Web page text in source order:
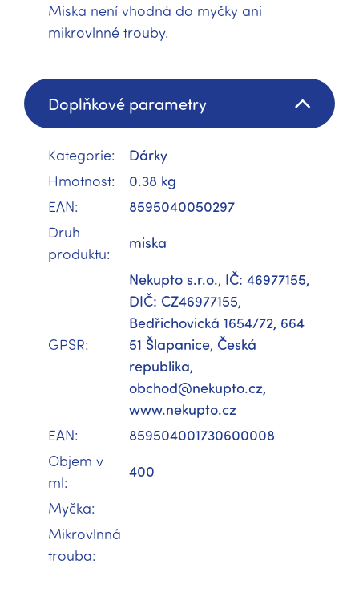
Miska není vhodná do myčky ani
mikrovlnné trouby.
Doplňkové parametry
Kategorie:
Dárky
Hmotnost:
0.38 kg
EAN:
8595040050297
Druh
produktu:
miska
GPSR:
Nekupto s.r.o., IČ: 46977155,
DIČ: CZ46977155,
Bedřichovická 1654/72, 664
51 Šlapanice, Česká
republika,
obchod@nekupto.cz,
www.nekupto.cz
EAN:
859504001730600008
Objem v
ml:
400
Myčka:
Mikrovlnná
trouba: